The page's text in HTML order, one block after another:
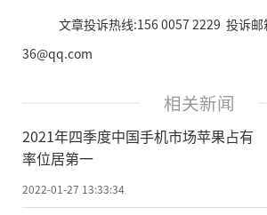
文章投诉热线:156 0057 2229 投诉
36@qq.com
相关新闻
2021年四季度中国手机市场苹果占有
率位居第一
2022-01-27 13:33:34